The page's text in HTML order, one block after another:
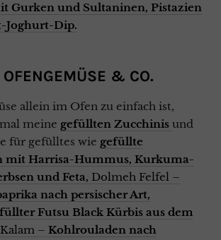
Gurken und Sultaninen, Pistazien
Joghurt-Dip.
OFENGEMÜSE & CO.
allein im Ofen zu einfach ist,
meine gefüllten Zucchinis und
für gefülltes wie gefüllte
mit Harrisa-Hummus, Kurkuma-
und Feta, Dolmeh Felfel –
nach persischer Art,
Futsu Black Kürbis aus dem
– Kohlrouladen nach